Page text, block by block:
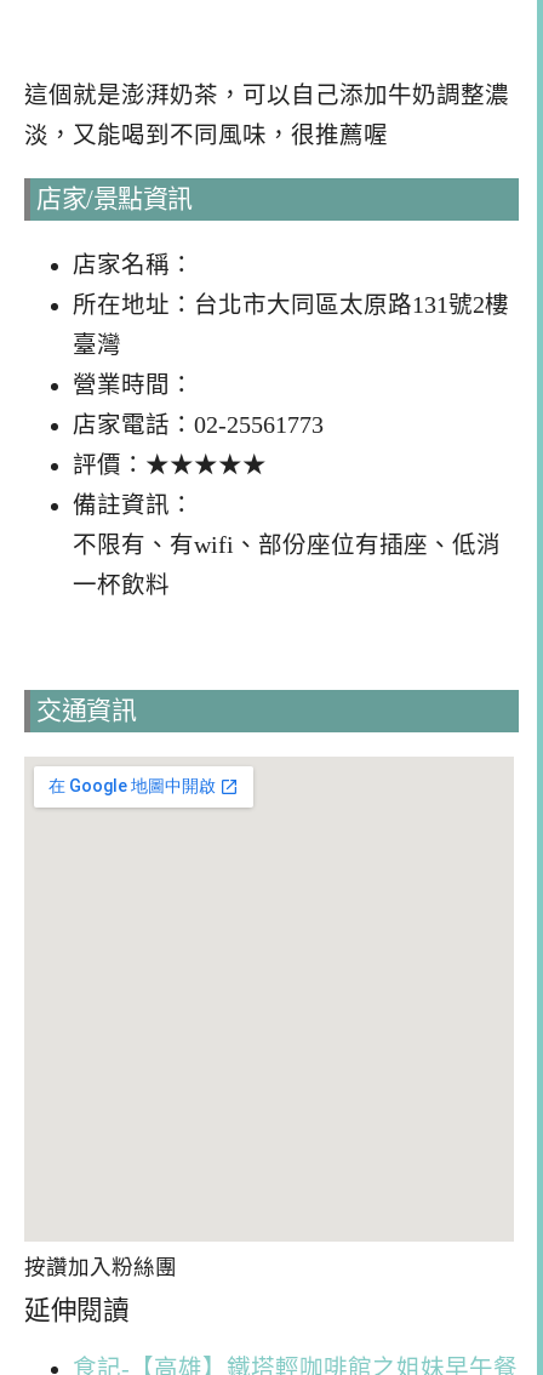
這個就是澎湃奶茶，可以自己添加牛奶調整濃
淡，又能喝到不同風味，很推薦喔
店家/景點資訊
店家名稱：
所在地址：台北市大同區太原路131號2樓
臺灣
營業時間：
店家電話：02-25561773
評價：★★★★★
備註資訊：
不限有、有wifi、部份座位有插座、低消
一杯飲料
交通資訊
按讚加入粉絲團
延伸閱讀
食記-【高雄】鐵塔輕咖啡館之姐妹早午餐